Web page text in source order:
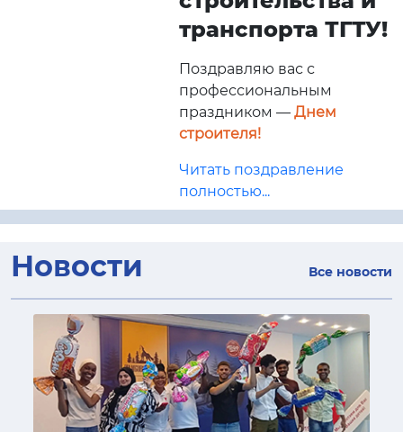
транспорта ТГТУ!
Поздравляю вас с
профессиональным
праздником — Днем
строителя!
Читать поздравление
полностью...
Новости Все новости